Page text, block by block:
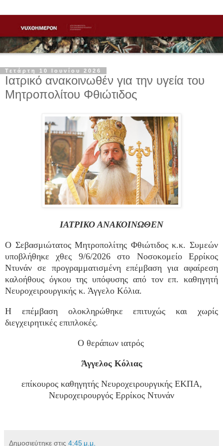
Τετάρτη 10 Ιουνίου 2026
Ιατρικό ανακοινωθέν για την υγεία του
Μητροπολίτου Φθιώτιδος
ΙΑΤΡΙΚΟ ΑΝΑΚΟΙΝΩΘΕΝ
Ο Σεβασμιώτατος Μητροπολίτης Φθιώτιδος κ.κ. Συμεών
υποβλήθηκε χθες 9/6/2026 στο Νοσοκομείο Ερρίκος
Ντυνάν σε προγραμματισμένη επέμβαση για αφαίρεση
καλοήθους όγκου της υπόφυσης από τον επ. καθηγητή
Νευροχειρουργικής κ. Άγγελο Κόλια.
Η επέμβαση ολοκληρώθηκε επιτυχώς και χωρίς
διεγχειρητικές επιπλοκές.
Ο θεράπων ιατρός
Άγγελος Κόλιας
επίκουρος καθηγητής Νευροχειρουργικής ΕΚΠΑ,
Νευροχειρουργός Ερρίκος Ντυνάν
Δημοσιεύτηκε στις 4:45 μ.μ.